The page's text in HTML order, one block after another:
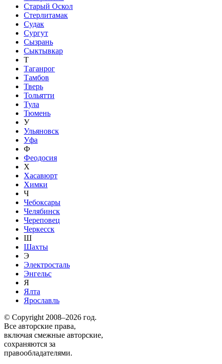
Старый Оскол
Стерлитамак
Судак
Сургут
Сызрань
Сыктывкар
Т
Таганрог
Тамбов
Тверь
Тольятти
Тула
Тюмень
У
Ульяновск
Уфа
Ф
Феодосия
Х
Хасавюрт
Химки
Ч
Чебоксары
Челябинск
Череповец
Черкесск
Ш
Шахты
Э
Электросталь
Энгельс
Я
Ялта
Ярославль
© Copyright 2008–2026 год.
Все авторские права,
включая смежные авторские,
сохраняются за
правообладателями.